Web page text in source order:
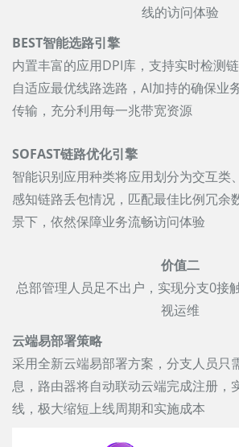
线的访问体验
BEST智能选路引擎
内置丰富的应用DPI库，支持实时检测
自适应最优线路选路，AI加持的确保业
传输，充分利用每一兆带宽资源
SOFAST链路优化引擎
智能识别应用种类将应用划分为交互类
感知链路丢包情况，匹配最佳比例冗余
景下，依然保障业务流畅访问体验
价值二
总部管理人员足不出户，实现分支0接
视运维
云端易部署策略
采用全新云端易部署方案，分支人员只
息，路由器将自动联动云端完成注册，
线，极大缩短上线周期和实施成本